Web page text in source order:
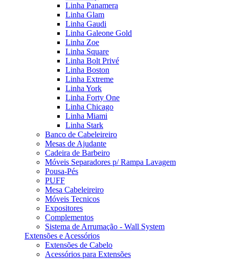
Linha Panamera
Linha Glam
Linha Gaudi
Linha Galeone Gold
Linha Zoe
Linha Square
Linha Bolt Privé
Linha Boston
Linha Extreme
Linha York
Linha Forty One
Linha Chicago
Linha Miami
Linha Stark
Banco de Cabeleireiro
Mesas de Ajudante
Cadeira de Barbeiro
Móveis Separadores p/ Rampa Lavagem
Pousa-Pés
PUFF
Mesa Cabeleireiro
Móveis Tecnicos
Expositores
Complementos
Sistema de Arrumação - Wall System
Extensões e Acessórios
Extensões de Cabelo
Acessórios para Extensões